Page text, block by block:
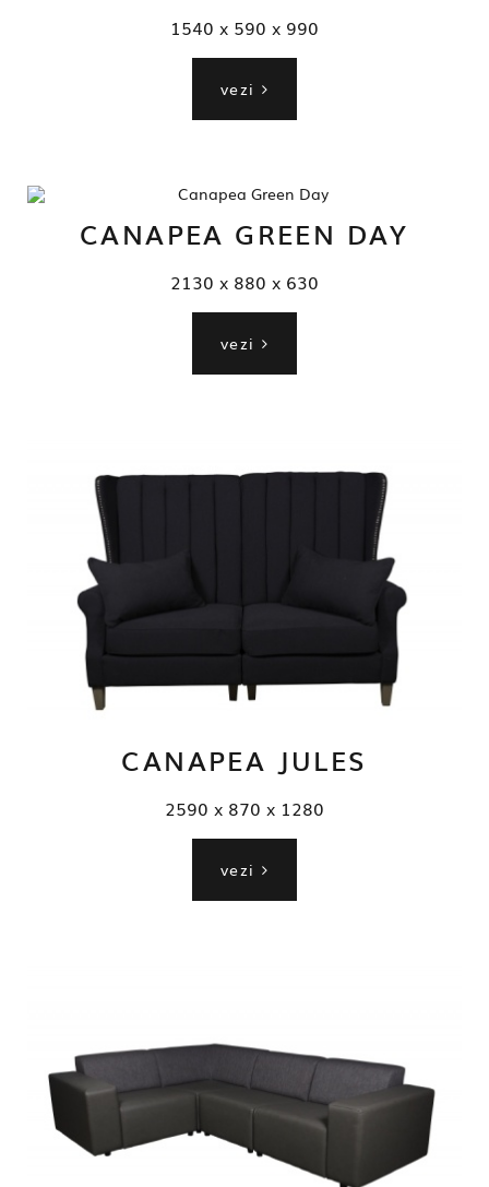
1540 x 590 x 990
vezi
CANAPEA GREEN DAY
2130 x 880 x 630
vezi
CANAPEA JULES
2590 x 870 x 1280
vezi